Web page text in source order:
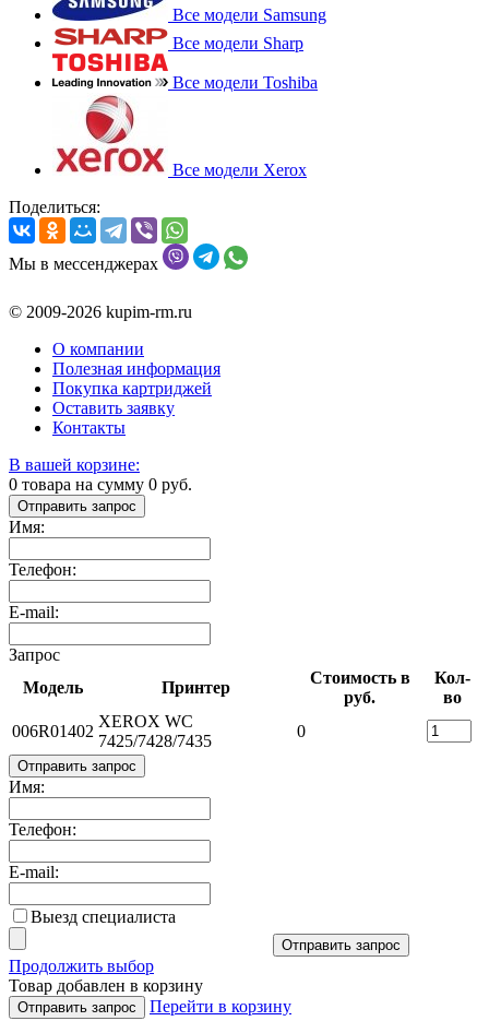
Все модели Samsung
Все модели Sharp
Все модели Toshiba
Все модели Xerox
Поделиться:
Мы в мессенджерах
© 2009-2026 kupim-rm.ru
О компании
Полезная информация
Покупка картриджей
Оставить заявку
Контакты
В вашей корзине:
0 товара на сумму 0 руб.
Отправить запрос
Имя:
Телефон:
E-mail:
Запрос
Модель
Принтер
Стоимость в
руб.
Кол-
во
006R01402
XEROX WC
7425/7428/7435
0
Отправить запрос
Имя:
Телефон:
E-mail:
Выезд специалиста
Отправить запрос
Продолжить выбор
Товар добавлен в корзину
Отправить запрос
Перейти в корзину